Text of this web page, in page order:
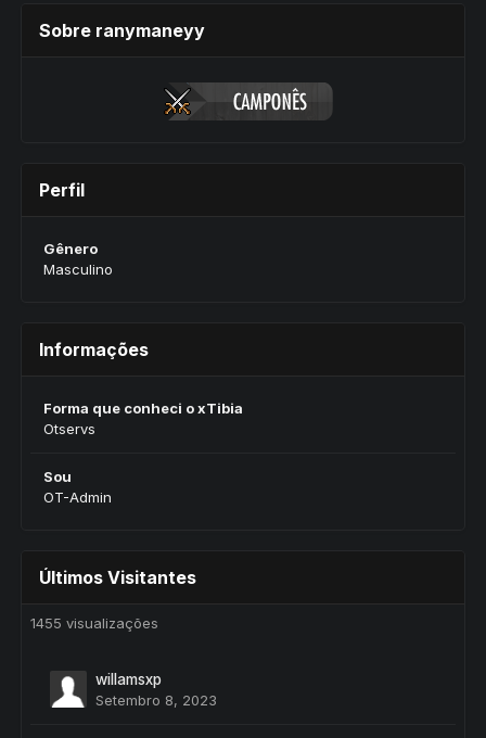
Sobre ranymaneyy
Perfil
Gênero
Masculino
Informações
Forma que conheci o xTibia
Otservs
Sou
OT-Admin
Últimos Visitantes
1455 visualizações
willamsxp
Setembro 8, 2023